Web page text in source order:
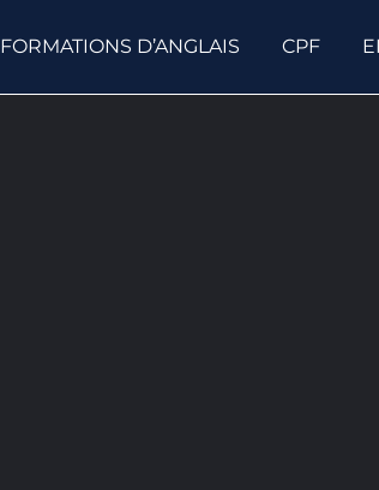
FORMATIONS D’ANGLAIS CPF